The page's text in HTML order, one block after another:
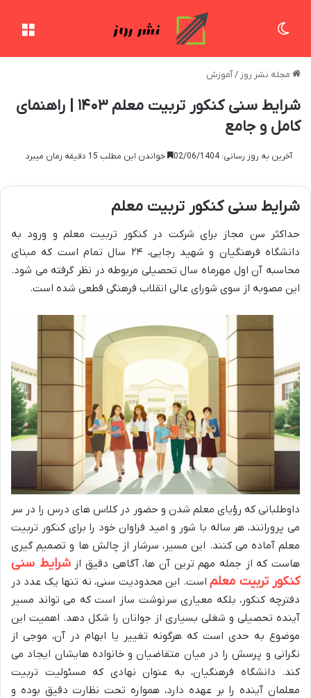
مجله نشر روز /آموزش
شرایط سنی کنکور تربیت معلم ۱۴۰۳ | راهنمای
کامل و جامع
آخرین به روز رسانی: 02/06/1404 خواندن این مطلب 15 دقیقه زمان میبرد
شرایط سنی کنکور تربیت معلم
حداکثر سن مجاز برای شرکت در کنکور تربیت معلم و ورود به
دانشگاه فرهنگیان و شهید رجایی، ۲۴ سال تمام است که مبنای
محاسبه آن اول مهرماه سال تحصیلی مربوطه در نظر گرفته می شود.
این مصوبه از سوی شورای عالی انقلاب فرهنگی قطعی شده است.
داوطلبانی که رؤیای معلم شدن و حضور در کلاس های درس را در سر
می پرورانند، هر ساله با شور و امید فراوان خود را برای کنکور تربیت
معلم آماده می کنند. این مسیر، سرشار از چالش ها و تصمیم گیری
هاست که از جمله مهم ترین آن ها، آگاهی دقیق ازشرایط سنی
کنکور تربیت معلماست. این محدودیت سنی، نه تنها یک عدد در
دفترچه کنکور، بلکه معیاری سرنوشت ساز است که می تواند مسیر
آینده تحصیلی و شغلی بسیاری از جوانان را شکل دهد. اهمیت این
موضوع به حدی است که هرگونه تغییر یا ابهام در آن، موجی از
نگرانی و پرسش را در میان متقاضیان و خانواده هایشان ایجاد می
کند. دانشگاه فرهنگیان، به عنوان نهادی که مسئولیت تربیت
معلمان آینده را بر عهده دارد، همواره تحت نظارت دقیق بوده و